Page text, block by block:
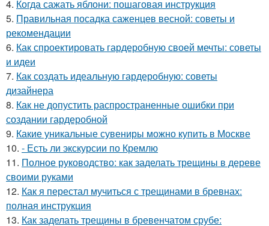
4. Когда сажать яблони: пошаговая инструкция
5. Правильная посадка саженцев весной: советы и
рекомендации
6. Как спроектировать гардеробную своей мечты: советы
и идеи
7. Как создать идеальную гардеробную: советы
дизайнера
8. Как не допустить распространенные ошибки при
создании гардеробной
9. Какие уникальные сувениры можно купить в Москве
10. - Есть ли экскурсии по Кремлю
11. Полное руководство: как заделать трещины в дереве
своими руками
12. Как я перестал мучиться с трещинами в бревнах:
полная инструкция
13. Как заделать трещины в бревенчатом срубе: